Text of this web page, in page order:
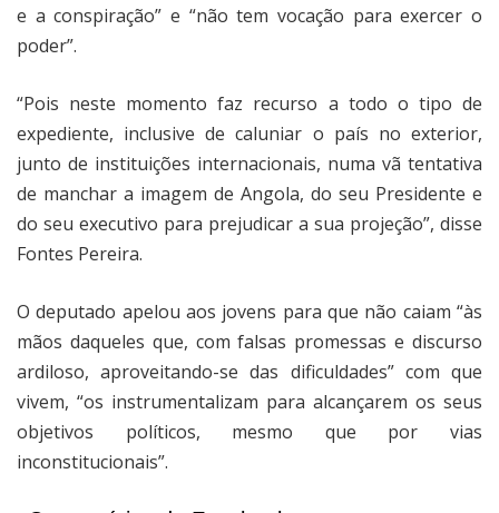
e a conspiração” e “não tem vocação para exercer o
poder”.
“Pois neste momento faz recurso a todo o tipo de
expediente, inclusive de caluniar o país no exterior,
junto de instituições internacionais, numa vã tentativa
de manchar a imagem de Angola, do seu Presidente e
do seu executivo para prejudicar a sua projeção”, disse
Fontes Pereira.
O deputado apelou aos jovens para que não caiam “às
mãos daqueles que, com falsas promessas e discurso
ardiloso, aproveitando-se das dificuldades” com que
vivem, “os instrumentalizam para alcançarem os seus
objetivos políticos, mesmo que por vias
inconstitucionais”.